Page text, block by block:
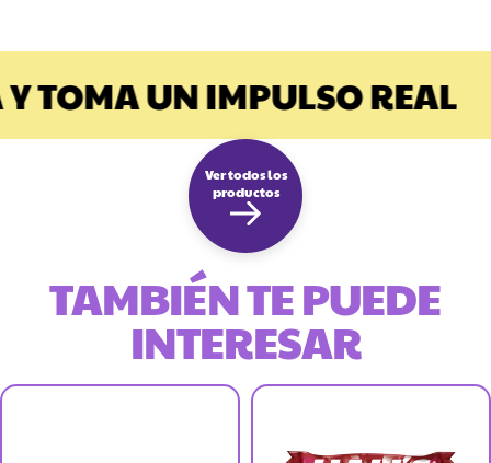
TOMA UN IMPULSO REAL
TAMBIÉN TE PUEDE
INTERESAR
Ver todos los
productos